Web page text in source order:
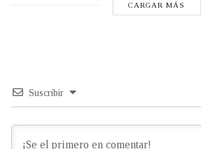
CARGAR MÁS
Suscribir